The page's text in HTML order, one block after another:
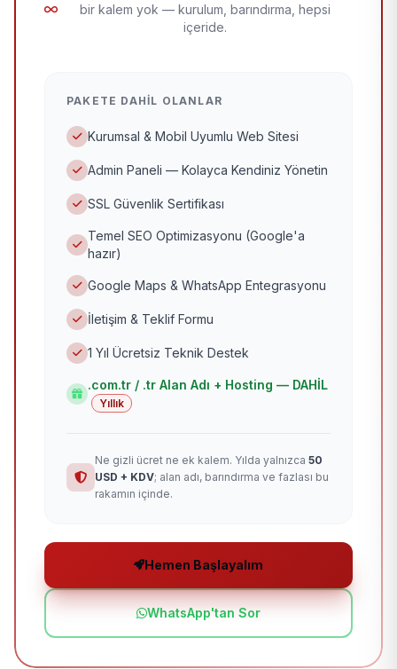
bir kalem yok — kurulum, barındırma, hepsi
içeride.
PAKETE DAHIL OLANLAR
Kurumsal & Mobil Uyumlu Web Sitesi
Admin Paneli — Kolayca Kendiniz Yönetin
SSL Güvenlik Sertifikası
Temel SEO Optimizasyonu (Google'a
hazır)
Google Maps & WhatsApp Entegrasyonu
İletişim & Teklif Formu
1 Yıl Ücretsiz Teknik Destek
.com.tr / .tr Alan Adı + Hosting — DAHİL
Yıllık
Ne gizli ücret ne ek kalem. Yılda yalnızca 50
USD + KDV; alan adı, barındırma ve fazlası bu
rakamın içinde.
Hemen Başlayalım
WhatsApp'tan Sor